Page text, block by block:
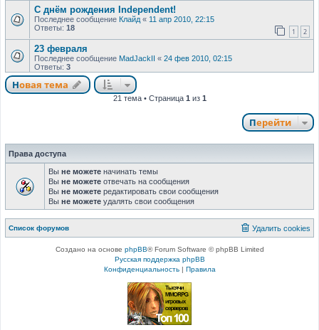
С днём рождения Independent!
Последнее сообщение Клайд « 11 апр 2010, 22:15
Ответы: 18 1 2
23 февраля
Последнее сообщение MadJackII « 24 фев 2010, 02:15
Ответы: 3
Новая тема
21 тема • Страница 1 из 1
Перейти
Права доступа
Вы не можете начинать темы
Вы не можете отвечать на сообщения
Вы не можете редактировать свои сообщения
Вы не можете удалять свои сообщения
Список форумов Удалить cookies
Создано на основе phpBB® Forum Software © phpBB Limited
Русская поддержка phpBB
Конфиденциальность| Правила